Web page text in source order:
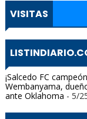
VISITAS
¡Salcedo FC
Wembanyama,
ante Oklahoma - 5/